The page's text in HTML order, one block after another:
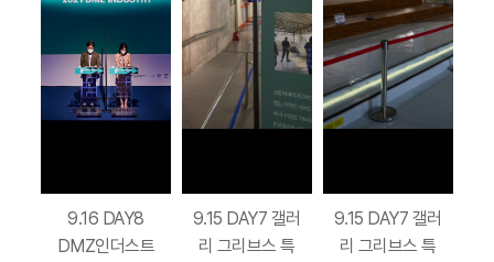
9.16 DAY8
DMZ인더스트
9.15 DAY7 갤러
리 그리브스 특
9.15 DAY7 갤러
리 그리브스 특